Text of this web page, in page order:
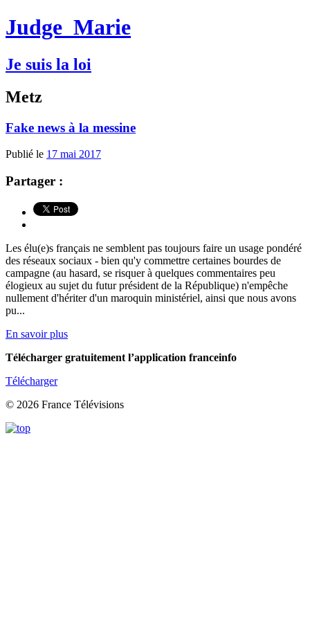
Judge Marie
Je suis la loi
Metz
Fake news à la messine
Publié le 17 mai 2017
Partager :
Les élu(e)s français ne semblent pas toujours faire un usage pondéré
des réseaux sociaux - bien qu'y commettre certaines bourdes de
campagne (au hasard, se risquer à quelques commentaires peu
élogieux au sujet du futur président de la République) n'empêche
nullement d'hériter d'un maroquin ministériel, ainsi que nous avons
pu...
En savoir plus
Télécharger gratuitement l’application franceinfo
Télécharger
© 2026 France Télévisions